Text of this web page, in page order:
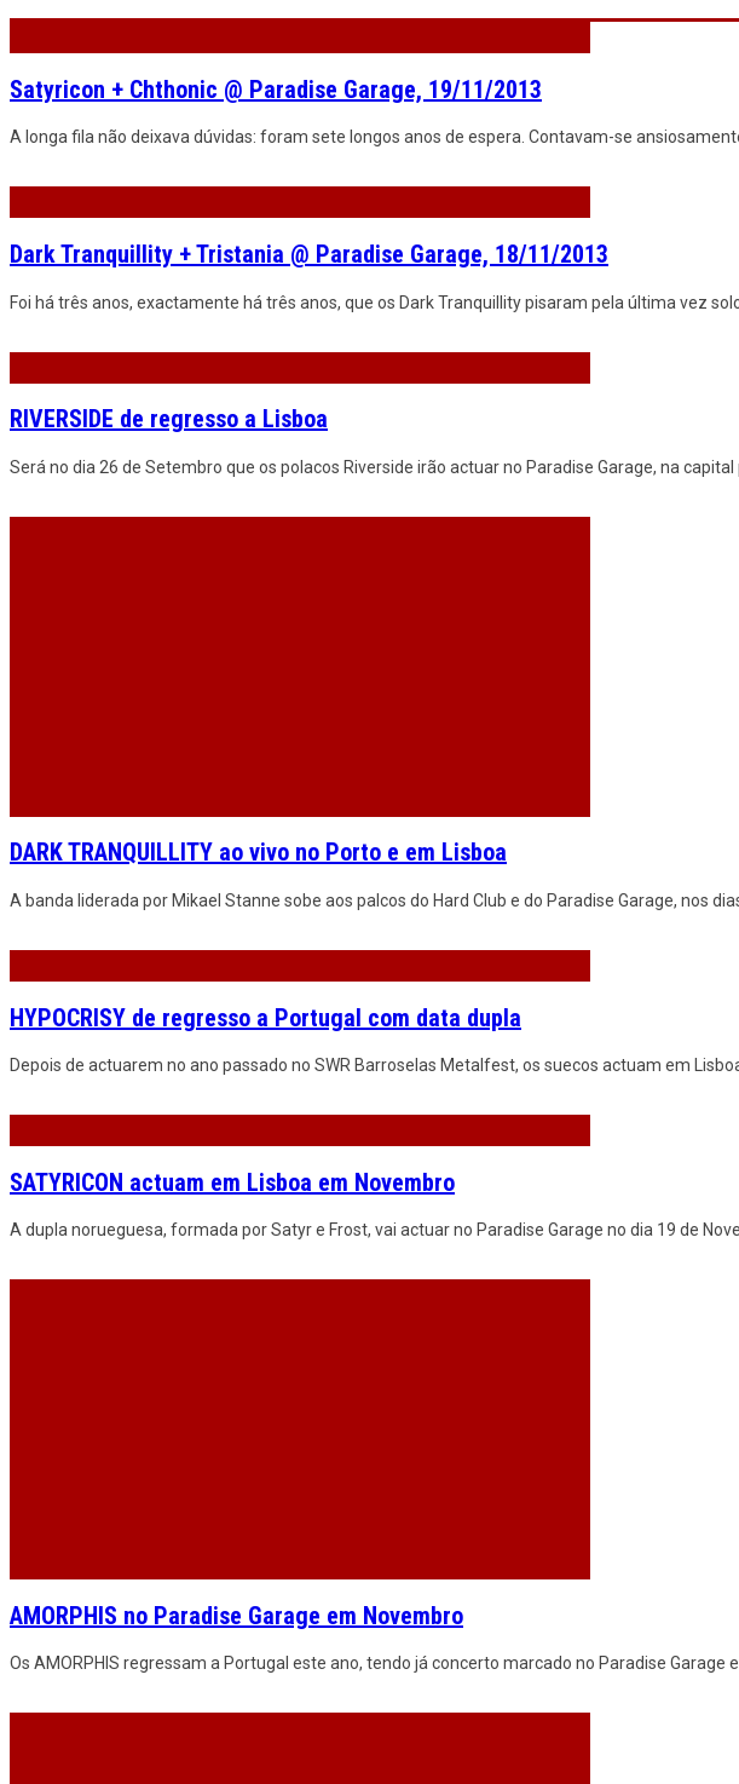
Satyricon + Chthonic @ Paradise Garage, 19/11/2013
A longa fila não deixava dúvidas: foram sete longos anos de espera. Contavam-se
Dark Tranquillity + Tristania @ Paradise Garage, 18/11/2013
Foi há três anos, exactamente há três anos, que os Dark Tranquillity pisaram pela última vez
RIVERSIDE de regresso a Lisboa
Será no dia 26 de Setembro que os polacos Riverside irão actuar no Paradise Garage, na
SATYRICON actuam em Lisboa em Novembro